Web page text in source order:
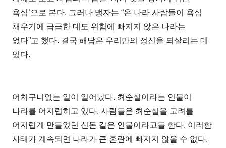
욕심’으로 본다. 그러나 맹자는 “온 나라 사람들이 욕심
채우기에 급급한 데도 위험에 빠지지 않은 나라는
없다”고 했다. 결국 해답은 우리만의 정신을 되살리는 데
있다.
어처구니없는 일이 일어났다. 최순실이라는 인물이
나라를 어지럽히고 있다. 사람들은 최순실을 고려를
어지럽게 만들었던 신돈 같은 인물이라고들 한다. 이러한
사태가 계속되면 나라가 큰 혼란에 빠지지 않을 수 없다.